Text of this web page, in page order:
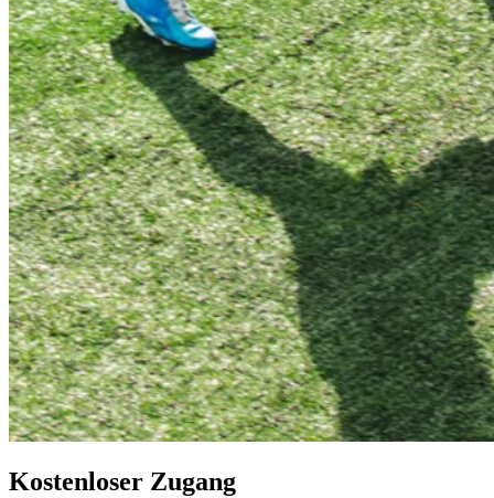
Kostenloser Zugang